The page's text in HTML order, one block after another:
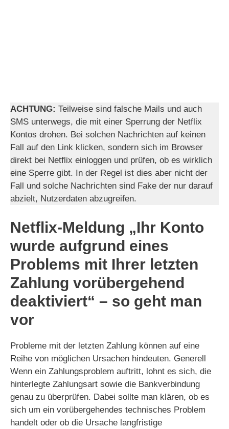
ACHTUNG: Teilweise sind falsche Mails und auch
SMS unterwegs, die mit einer Sperrung der Netflix
Kontos drohen. Bei solchen Nachrichten auf keinen
Fall auf den Link klicken, sondern sich im Browser
direkt bei Netflix einloggen und prüfen, ob es wirklich
eine Sperre gibt. In der Regel ist dies aber nicht der
Fall und solche Nachrichten sind Fake der nur darauf
abzielt, Nutzerdaten abzugreifen.
Netflix-Meldung „Ihr Konto
wurde aufgrund eines
Problems mit Ihrer letzten
Zahlung vorübergehend
deaktiviert“ – so geht man
vor
Probleme mit der letzten Zahlung können auf eine
Reihe von möglichen Ursachen hindeuten. Generell
Wenn ein Zahlungsproblem auftritt, lohnt es sich, die
hinterlegte Zahlungsart sowie die Bankverbindung
genau zu überprüfen. Dabei sollte man klären, ob es
sich um ein vorübergehendes technisches Problem
handelt oder ob die Ursache langfristige